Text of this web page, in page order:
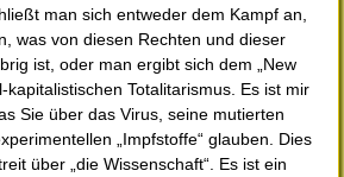
man sich entweder dem Kampf an,
was von diesen Rechten und dieser
ist, oder man ergibt sich dem „New
kapitalistischen Totalitarismus. Es ist mir
Sie über das Virus, seine mutierten
„Impfstoffe“ glauben. Dies
über „die Wissenschaft“. Es ist ein